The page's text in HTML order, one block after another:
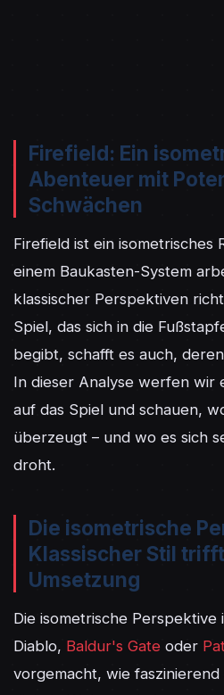
Firefield: Ein
Abenteuer mit
Schwächen
Firefield ist ein isometrisches
einem Baukasten-System
klassischer Perspektiven
Spiel, das sich in die
begibt, schafft es auch,
In dieser Analyse werfen wir
auf das Spiel und schauen,
überzeugt – und wo es sich
droht.
Die isometrische
Klassischer Stil
Umsetzung
Die isometrische Perspektive
Diablo, Baldur's Gate oder
vorgemacht, wie